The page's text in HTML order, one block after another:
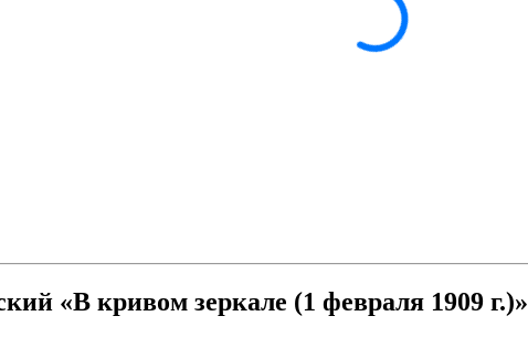
«В кривом зеркале (1 февраля 1909 г.)»